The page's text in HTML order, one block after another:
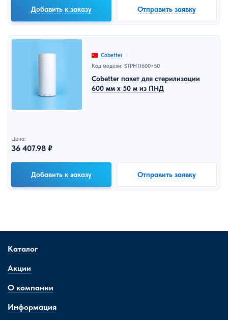
Добавить к заказу Отправить заявку
Cobetter
Код модели: STPHTJ600×50
Cobetter пакет для стерилизации
600 мм x 50 м из ПНД
Цена:
36 407.98 ₽
Добавить к заказу Отправить заявку
Каталог
Акции
О компании
Информация